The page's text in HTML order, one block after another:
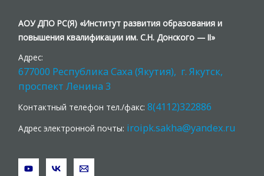
АОУ ДПО РС(Я) «Институт развития образования и
повышения квалификации им. С.Н. Донского — II»
Адрес:
677000 Республика Саха (Якутия), г. Якутск,
проспект Ленина 3
Контактный телефон тел./факс:8(4112)322886
Адрес электронной почты: iroipk.sakha@yandex.ru